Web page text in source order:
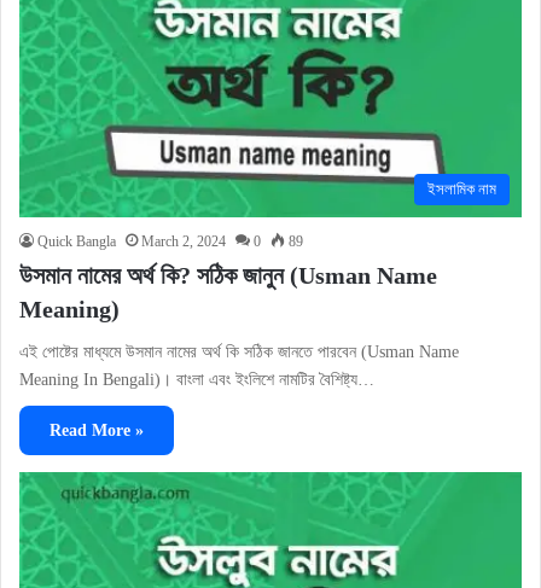
ইসলামিক নাম
Quick Bangla March 2, 2024 0 89
উসমান নামের অর্থ কি? সঠিক জানুন (Usman Name
Meaning)
এই পোষ্টের মাধ্যমে উসমান নামের অর্থ কি সঠিক জানতে পারবেন (Usman Name
Meaning In Bengali)। বাংলা এবং ইংলিশে নামটির বৈশিষ্ট্য…
Read More »